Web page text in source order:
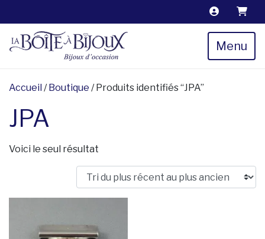
Menu
Accueil /Boutique / Produits identifiés “JPA”
JPA
Voici le seul résultat